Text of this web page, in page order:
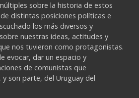
sobre la historia de estos
distintas posiciones políticas e
los más diversos y
nuestras ideas, actitudes y
nos tuvieron como protagonistas.
evocar, dar un espacio y
de comunistas que
son parte, del Uruguay del